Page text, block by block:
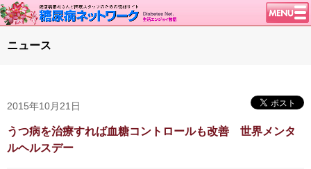
談話室BBS
糖尿病のきほん
特集・連載
ニュース
2015年10月21日
うつ病を治療すれば血糖コントロールも改善 世界メンタ
ルヘルスデー